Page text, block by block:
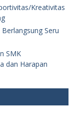
Kreativitas
Seru
SMK
dan Harapan